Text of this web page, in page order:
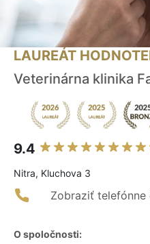
LAUREÁT
Veterinárna klinika
9.4
Nitra, Kluchova 3
Zobraziť telefónne
O spoločnosti: